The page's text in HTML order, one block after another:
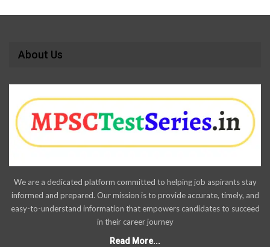
About Us
We are a dedicated platform committed to helping job aspirants stay
informed and prepared. Our mission is to provide accurate, timely, and
easy-to-understand information that empowers candidates to succeed
in their career journey
Read More...